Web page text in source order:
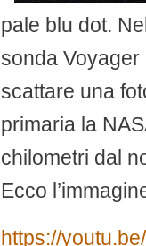
pale blu dot.
sonda
scattare una
primaria la
chilometri dal
Ecco
https://